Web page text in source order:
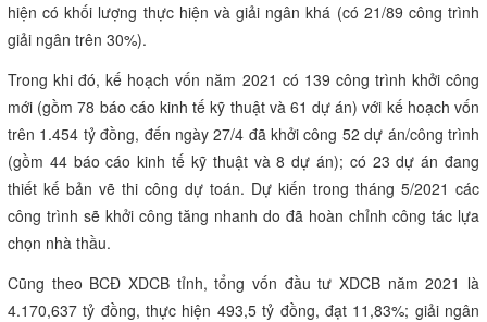
hiện có khối lượng thực hiện và giải ngân khá (có 21/89 công trình
giải ngân trên 30%).
Trong khi đó, kế hoạch vốn năm 2021 có 139 công trình khởi công
mới (gồm 78 báo cáo kinh tế kỹ thuật và 61 dự án) với kế hoạch vốn
trên 1.454 tỷ đồng, đến ngày 27/4 đã khởi công 52 dự án/công trình
(gồm 44 báo cáo kinh tế kỹ thuật và 8 dự án); có 23 dự án đang
thiết kế bản vẽ thi công dự toán. Dự kiến trong tháng 5/2021 các
công trình sẽ khởi công tăng nhanh do đã hoàn chỉnh công tác lựa
chọn nhà thầu.
Cũng theo BCĐ XDCB tỉnh, tổng vốn đầu tư XDCB năm 2021 là
4.170,637 tỷ đồng, thực hiện 493,5 tỷ đồng, đạt 11,83%; giải ngân